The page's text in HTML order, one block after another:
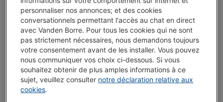
Disponibilité limitée-Voir le stock
€ 39,99
J'achète
personnaliser nos annonces; et des cookies
conversationnels permettant l'accès au chat en direct
avec Vanden Borre. Pour tous les cookies qui ne sont
pas strictement nécessaires, nous demandons toujours
votre consentement avant de les installer. Vous pouvez
nous communiquer vos choix ci-dessous. Si vous
souhaitez obtenir de plus amples informations à ce
sujet, veuillez consulter notre déclaration relative aux
cookies.